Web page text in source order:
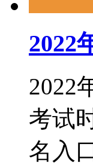
2022
2022
考试
名入